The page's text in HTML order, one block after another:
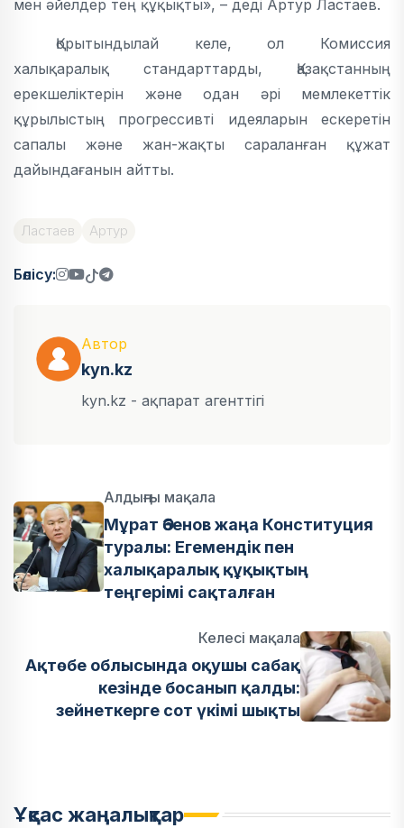
мен әйелдер тең құқықты», – деді Артур Ластаев.
Қорытындылай келе, ол Комиссия
халықаралық стандарттарды, Қазақстанның
ерекшеліктерін және одан әрі мемлекеттік
құрылыстың прогрессивті идеяларын ескеретін
сапалы және жан-жақты сараланған құжат
дайындағанын айтты.
Ластаев Артур
Бөлісу:
Автор
kyn.kz
kyn.kz - ақпарат агенттігі
Алдыңғы мақала
Мұрат Әбенов жаңа Конституция
туралы: Егемендік пен
халықаралық құқықтың
теңгерімі сақталған
Келесі мақала
Ақтөбе облысында оқушы сабақ
кезінде босанып қалды:
зейнеткерге сот үкімі шықты
Ұқсас жаңалықтар